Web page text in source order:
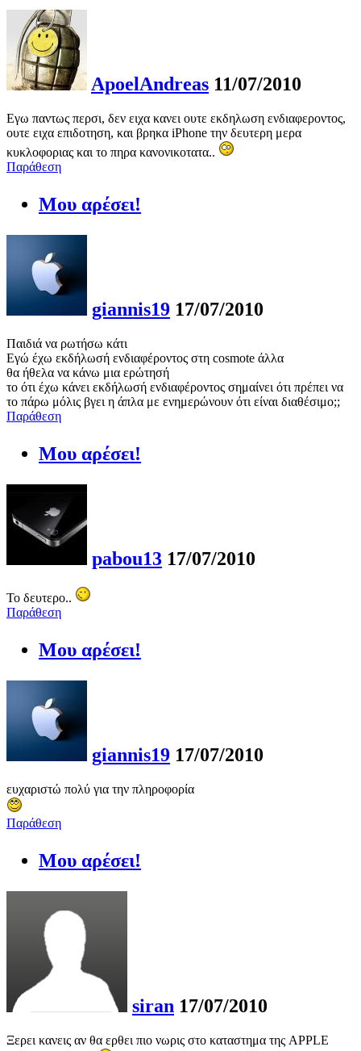
ApoelAndreas 11/07/2010
Εγω παντως περσι, δεν ειχα κανει ουτε εκδηλωση ενδιαφεροντος,
ουτε ειχα επιδοτηση, και βρηκα iPhone την δευτερη μερα
κυκλοφοριας και το πηρα κανονικοτατα..
Παράθεση
Μου αρέσει!
giannis19 17/07/2010
Παιδιά να ρωτήσω κάτι
Εγώ έχω εκδήλωσή ενδιαφέροντος στη cosmote άλλα
θα ήθελα να κάνω μια ερώτησή
το ότι έχω κάνει εκδήλωσή ενδιαφέροντος σημαίνει ότι πρέπει να
το πάρω μόλις βγει η άπλα με ενημερώνουν ότι είναι διαθέσιμο;;
Παράθεση
Μου αρέσει!
pabou13 17/07/2010
To δευτερο..
Παράθεση
Μου αρέσει!
giannis19 17/07/2010
ευχαριστώ πολύ για την πληροφορία
Παράθεση
Μου αρέσει!
siran 17/07/2010
Ξερει κανεις αν θα ερθει πιο νωρις στο καταστημα της APPLE